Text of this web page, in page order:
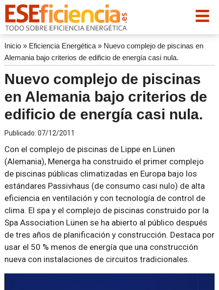
Inicio» Eficiencia Energética» Nuevo complejo de piscinas en
Alemania bajo criterios de edificio de energía casi nula.
Nuevo complejo de piscinas
en Alemania bajo criterios de
edificio de energía casi nula.
Publicado: 07/12/2011
Con el complejo de piscinas de Lippe en Lünen
(Alemania), Menerga ha construido el primer complejo
de piscinas públicas climatizadas en Europa bajo los
estándares Passivhaus (de consumo casi nulo) de alta
eficiencia en ventilación y con tecnología de control de
clima. El spa y el complejo de piscinas construido por la
Spa Association Lünen se ha abierto al público después
de tres años de planificación y construcción. Destaca por
usar el 50 % menos de energía que una construcción
nueva con instalaciones de circuitos tradicionales.